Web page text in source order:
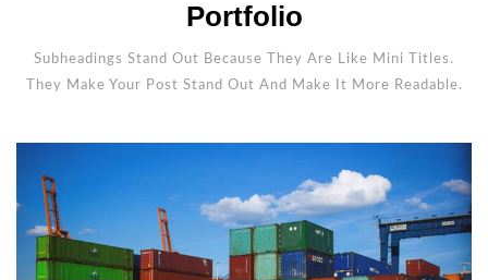
Portfolio
Subheadings Stand Out Because They Are Like Mini Titles.
They Make Your Post Stand Out And Make It More Readable.